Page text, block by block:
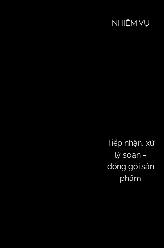
NHIỆM VỤ
Tiếp nhận, xử
lý soạn –
đóng gói sản
phẩm